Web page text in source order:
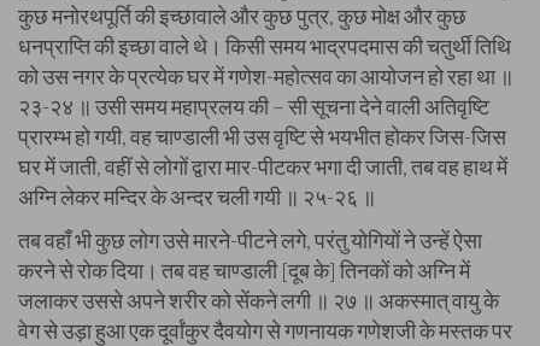
कुछ मनोरथपूर्ति की इच्छावाले और कुछ पुत्र, कुछ मोक्ष और कुछ
धनप्राप्ति की इच्छा वाले थे। किसी समय भाद्रपदमास की चतुर्थी तिथि
को उस नगर के प्रत्येक घर में गणेश-महोत्सव का आयोजन हो रहा था ॥
२३-२४ ॥ उसी समय महाप्रलय की – सी सूचना देने वाली अतिवृष्टि
प्रारम्भ हो गयी, वह चाण्डाली भी उस वृष्टि से भयभीत होकर जिस-जिस
घर में जाती, वहीं से लोगों द्वारा मार-पीटकर भगा दी जाती, तब वह हाथ में
अग्नि लेकर मन्दिर के अन्दर चली गयी ॥ २५-२६ ॥
तब वहाँ भी कुछ लोग उसे मारने-पीटने लगे, परंतु योगियों ने उन्हें ऐसा
करने से रोक दिया। तब वह चाण्डाली [दूब के] तिनकों को अग्नि में
जलाकर उससे अपने शरीर को सेंकने लगी ॥ २७ ॥ अकस्मात् वायु के
वेग से उड़ा हुआ एक दूर्वांकुर दैवयोग से गणनायक गणेशजी के मस्तक पर